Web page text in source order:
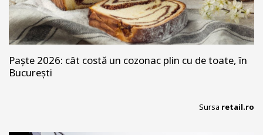
Paște 2026: cât costă un cozonac plin cu de toate, în
București
Sursa retail.ro